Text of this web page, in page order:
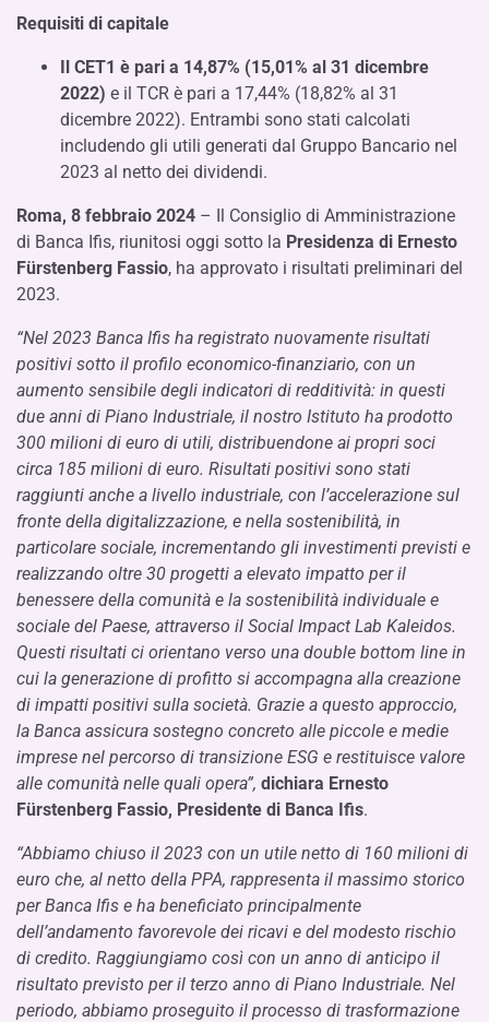
Requisiti di capitale
Il CET1 è pari a 14,87% (15,01% al 31 dicembre
2022) e il TCR è pari a 17,44% (18,82% al 31
dicembre 2022). Entrambi sono stati calcolati
includendo gli utili generati dal Gruppo Bancario nel
2023 al netto dei dividendi.
Roma, 8 febbraio 2024 – Il Consiglio di Amministrazione
di Banca Ifis, riunitosi oggi sotto la Presidenza di Ernesto
Fürstenberg Fassio, ha approvato i risultati preliminari del
2023.
“Nel 2023 Banca Ifis ha registrato nuovamente risultati
positivi sotto il profilo economico-finanziario, con un
aumento sensibile degli indicatori di redditività: in questi
due anni di Piano Industriale, il nostro Istituto ha prodotto
300 milioni di euro di utili, distribuendone ai propri soci
circa 185 milioni di euro. Risultati positivi sono stati
raggiunti anche a livello industriale, con l’accelerazione sul
fronte della digitalizzazione, e nella sostenibilità, in
particolare sociale, incrementando gli investimenti previsti e
realizzando oltre 30 progetti a elevato impatto per il
benessere della comunità e la sostenibilità individuale e
sociale del Paese, attraverso il Social Impact Lab Kaleidos.
Questi risultati ci orientano verso una double bottom line in
cui la generazione di profitto si accompagna alla creazione
di impatti positivi sulla società. Grazie a questo approccio,
la Banca assicura sostegno concreto alle piccole e medie
imprese nel percorso di transizione ESG e restituisce valore
alle comunità nelle quali opera”, dichiara Ernesto
Fürstenberg Fassio, Presidente di Banca Ifis.
“Abbiamo chiuso il 2023 con un utile netto di 160 milioni di
euro che, al netto della PPA, rappresenta il massimo storico
per Banca Ifis e ha beneficiato principalmente
dell’andamento favorevole dei ricavi e del modesto rischio
di credito. Raggiungiamo così con un anno di anticipo il
risultato previsto per il terzo anno di Piano Industriale. Nel
periodo, abbiamo proseguito il processo di trasformazione